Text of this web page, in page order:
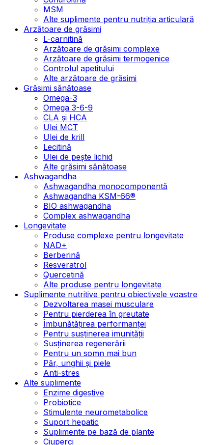
MSM
Alte suplimente pentru nutriția articulară
Arzătoare de grăsimi
L-carnitină
Arzătoare de grăsimi complexe
Arzătoare de grăsimi termogenice
Controlul apetitului
Alte arzătoare de grăsimi
Grăsimi sănătoase
Omega-3
Omega 3-6-9
CLA şi HCA
Ulei MCT
Ulei de krill
Lecitină
Ulei de pește lichid
Alte grăsimi sănătoase
Ashwagandha
Ashwagandha monocomponentă
Ashwagandha KSM-66®
BIO ashwagandha
Complex ashwagandha
Longevitate
Produse complexe pentru longevitate
NAD+
Berberină
Resveratrol
Quercetină
Alte produse pentru longevitate
Suplimente nutritive pentru obiectivele voastre
Dezvoltarea masei musculare
Pentru pierderea în greutate
Îmbunătățirea performanței
Pentru susținerea imunității
Susținerea regenerării
Pentru un somn mai bun
Păr, unghii și piele
Anti-stres
Alte suplimente
Enzime digestive
Probiotice
Stimulente neurometabolice
Suport hepatic
Suplimente pe bază de plante
Ciuperci